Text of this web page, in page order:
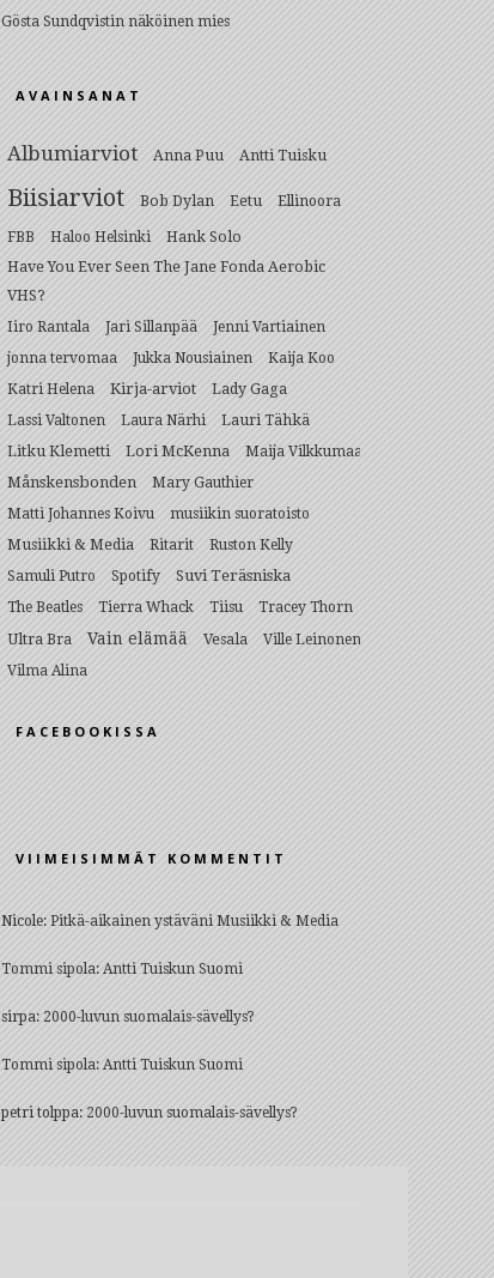
Gösta Sundqvistin näköinen mies
AVAINSANAT
Albumiarviot Anna Puu Antti Tuisku
Biisiarviot Bob Dylan Eetu Ellinoora
FBB Haloo Helsinki
Hank Solo
Have You Ever Seen The Jane Fonda Aerobic
VHS?
Iiro Rantala Jari Sillanpää
Jenni Vartiainen
jonna tervomaa
Jukka Nousiainen
Kaija Koo
Katri Helena
Kirja-arviot Lady Gaga
Lassi Valtonen Laura Närhi
Lauri Tähkä
Litku Klemetti
Lori McKenna Maija Vilkkumaa
Månskensbonden
Mary Gauthier
Matti Johannes Koivu
musiikin suoratoisto
Musiikki & Media Ritarit
Ruston Kelly
Samuli Putro
Spotify Suvi Teräsniska
The Beatles Tierra Whack Tiisu Tracey Thorn
Ultra Bra Vain elämää Vesala
Ville Leinonen
Vilma Alina
FACEBOOKISSA
VIIMEISIMMÄT KOMMENTIT
Nicole: Pitkä-aikainen ystäväni Musiikki & Media
Tommi sipola: Antti Tuiskun Suomi
sirpa: 2000-luvun suomalais-sävellys?
Tommi sipola: Antti Tuiskun Suomi
petri tolppa: 2000-luvun suomalais-sävellys?